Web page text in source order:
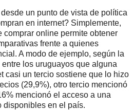
un punto de vista de política
en internet? Simplemente,
comprar online permite obtener
frente a quienes
A modo de ejemplo, según la
los uruguayos que alguna
casi un tercio sostiene que lo hizo
(29,9%), otro tercio mencionó
mencionó el acceso a una
disponibles en el país.